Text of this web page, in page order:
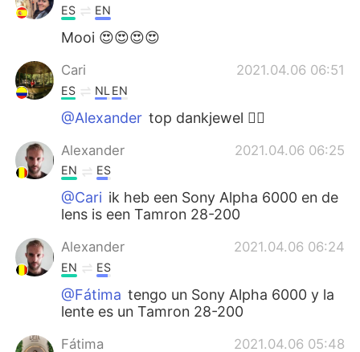
ES EN
Mooi 😍😍😍😍
Cari 2021.04.06 06:51
ES NL EN
@Alexander top dankjewel 👍🏼
Alexander 2021.04.06 06:25
EN ES
@Cari ik heb een Sony Alpha 6000 en de
lens is een Tamron 28-200
Alexander 2021.04.06 06:24
EN ES
@Fátima tengo un Sony Alpha 6000 y la
lente es un Tamron 28-200
Fátima 2021.04.06 05:48